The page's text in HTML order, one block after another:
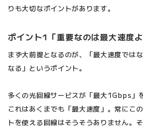
りも大切なポイントがあります。
ポイント1「重要なのは最大速度よ
まず大前提となるのが、「最大速度では
なる」というポイント。
多くの光回線サービスが「最大1Gbps」
これはあくまでも「最大速度」。常にこ
トを使える回線はそうそうありません。